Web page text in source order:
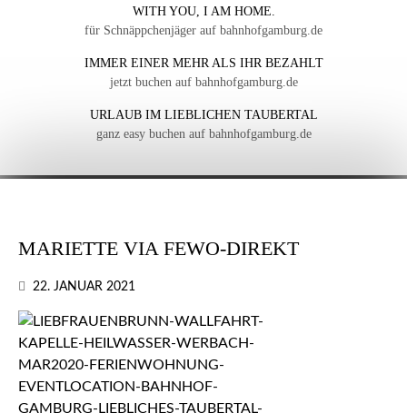
WITH YOU, I AM HOME.
für Schnäppchenjäger auf bahnhofgamburg.de
IMMER EINER MEHR ALS IHR BEZAHLT
jetzt buchen auf bahnhofgamburg.de
URLAUB IM LIEBLICHEN TAUBERTAL
ganz easy buchen auf bahnhofgamburg.de
MARIETTE VIA FEWO-DIREKT
22. JANUAR 2021